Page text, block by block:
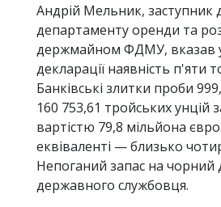
Андрій Мельник, заступник
департаменту оренди та
держмайном ФДМУ, вказав
декларації наявність п'яти
Банківські злитки проби
160 753,61 тройських унцій
вартістю 79,8 мільйона
еквіваленті — близько
Непоганий запас на чорний
державного службовця.